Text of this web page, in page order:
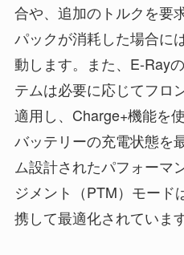
合や、追加のトルクを要
パックが消耗した場合に
動します。また、E-Ray
テムは必要に応じてフロ
適用し、Charge+機能を
バッテリーの充電状態を
ム設計されたパフォーマ
ジメント（PTM）モード
携して最適化されています